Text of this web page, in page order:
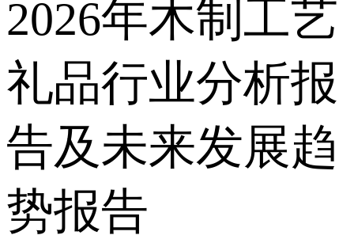
2026年木制工艺
礼品行业分析报
告及未来发展趋
势报告